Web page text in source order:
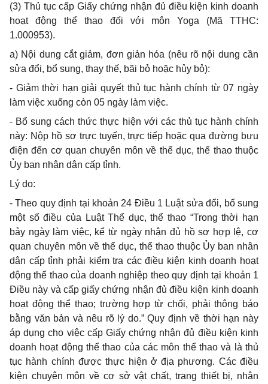
(3) Thủ tục cấp Giấy chứng nhận đủ điều kiện kinh doanh
hoạt động thể thao đối với môn Yoga (Mã TTHC:
1.000953).
a) Nội dung cắt giảm, đơn giản hóa (nêu rõ nội dung cần
sửa đổi, bổ sung, thay thế, bãi bỏ hoặc hủy bỏ):
- Giảm thời hạn giải quyết thủ tục hành chính từ 07 ngày
làm việc xuống còn 05 ngày làm việc.
- Bổ sung cách thức thực hiện với các thủ tục hành chính
này: Nộp hồ sơ trực tuyến, trực tiếp hoặc quađường bưu
điện đến cơ quan chuyên mônvề thểdục, thể thao thuộc
Ủy ban nhân dân cấp tỉnh.
Lý do:
-Theo quy định tại khoản 24 Điều 1 Luật sửa đổi, bổ sung
một số điều của Luật Thể dục, thể thao “Trong thời hạn
bảy ngày làm việc, kể từ ngày nhận đủ hồ sơ hợplệ, cơ
quan chuyên môn về thể dục, thể thao thuộc Ủy ban nhân
dân cấp tỉnh phải kiểm tra các điều kiện kinh doanh hoạt
động thể thao của doanh nghiệp theo quy định tại khoản 1
Điều này và cấp giấy chứng nhận đủ điều kiện kinh doanh
hoạt động thể thao; trường hợp từ chối, phải thông báo
bằng văn bản và nêu rõ lý do.” Quy định về thời hạn này
áp dụng cho việc cấp Giấy chứng nhận đủ điều kiện kinh
doanh hoạt động thể thao của các môn thể thao và là thủ
tục hành chính được thực hiện ở địa phương. Các điều
kiện chuyên môn về cơ sở vật chất, trang thiết bị, nhân